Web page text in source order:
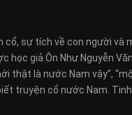
sự tích về con người
học giả Ôn Như Nguyễn
thật là nước Nam vậy”,
truyện cổ nước Nam.